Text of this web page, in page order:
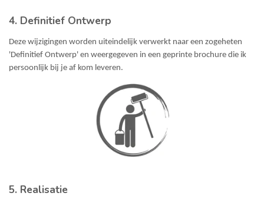
4. Definitief Ontwerp
Deze wijzigingen worden uiteindelijk verwerkt naar een zogeheten
'Definitief Ontwerp' en weergegeven in een geprinte brochure die ik
persoonlijk bij je af kom leveren.
5. Realisatie